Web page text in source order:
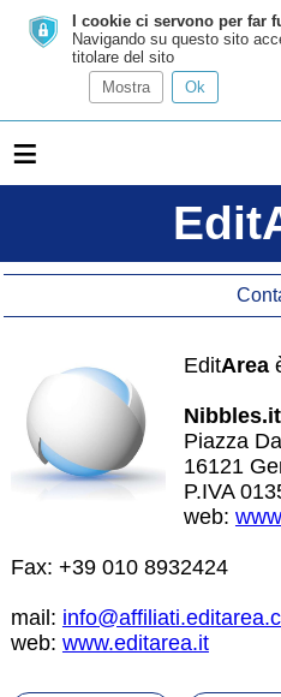
I cookie ci servono per far
Navigando su questo sito
titolare del sito
Mostra
Ok
≡
EditArea
Piazza
16121
P.IVA
web:
Fax: +39 010 8932424
mail:
web: www.editarea.it